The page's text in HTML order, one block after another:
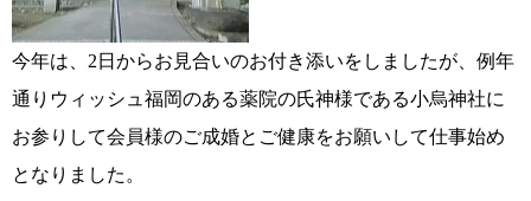
お問い合わせ 会員様の声
今年は、2日からお見合いのお付き添いをしましたが、例年
通りウィッシュ福岡のある薬院の氏神様である小烏神社に
お参りして会員様のご成婚とご健康をお願いして仕事始め
となりました。